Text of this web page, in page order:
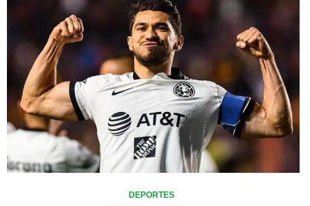
DEPORTES